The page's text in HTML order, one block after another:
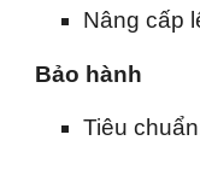
Nâng cấp
Bảo hành
Tiêu